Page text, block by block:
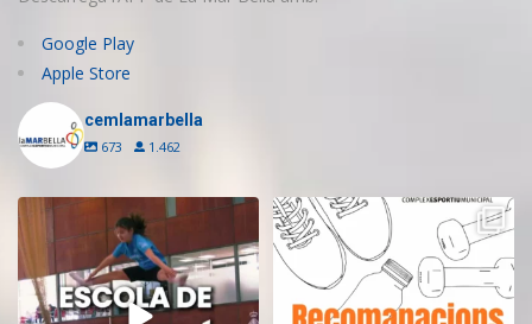
Google Play
Apple Store
cemlamarbella
673 1.462
Inscriu-te a l’Escola de Trampolí
del CEM
13 0
Aquest estiu, continua movent-te
i cuidant-te! ...
5 0